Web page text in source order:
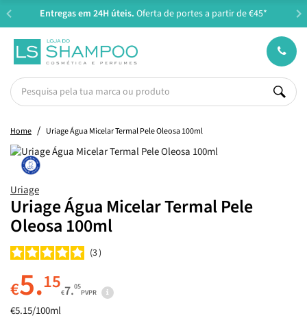
Entregas em 24H úteis. Oferta de portes a partir de €45*
Home Uriage Água Micelar Termal Pele Oleosa 100ml
Uriage
Uriage Água Micelar Termal Pele
Oleosa 100ml
3
€5.15€7.05
PVPR
€5.15/100ml